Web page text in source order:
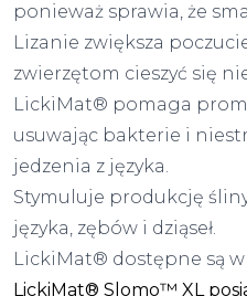
ponieważ sprawia, że
Lizanie zwiększa
zwierzętom cieszyć się
LickiMat® pomaga
usuwając bakterie i
jedzenia z języka.
Stymuluje produkcję
języka, zębów i dziąseł.
LickiMat® dostępne są
LickiMat® Slomo™ XL